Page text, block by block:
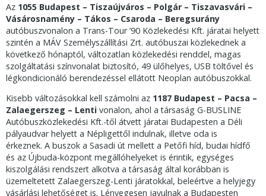
Az 1055 Budapest – Tiszaújváros – Polgár – Tiszavasvári –
Vásárosnamény – Tákos – Csaroda – Beregsurány
autóbuszvonalon a Trans-Tour ’90 Közlekedési Kft. járatai helyett
szintén a MÁV Személyszállítási Zrt. autóbuszai közlekednek a
következő hónaptól, változatlan közlekedési renddel, magas
szolgáltatási színvonalat biztosító, 49 ülőhelyes, USB töltővel és
légkondicionáló berendezéssel ellátott Neoplan autóbuszokkal.
Kisebb változásokkal kell számolni az 1187 Budapest – Pacsa –
Zalaegerszeg – Lenti vonalon, ahol a társaság G-BUSLINE
Autóbuszközlekedési Kft.-től átvett járatai Budapesten a Déli
pályaudvar helyett a Népligettől indulnak, illetve oda is
érkeznek. A buszok a Sasadi út mellett a Petőfi híd, budai hídfő
és az Újbuda-központ megállóhelyeket is érintik, egységes
kiszolgálási rendszert alkotva a társaság által korábban is
üzemeltetett Zalaegerszeg-Lenti járatokkal, beleértve a helyjegy
vásárlási lehetőséget is. Lényegesen javulnak a Budapesten